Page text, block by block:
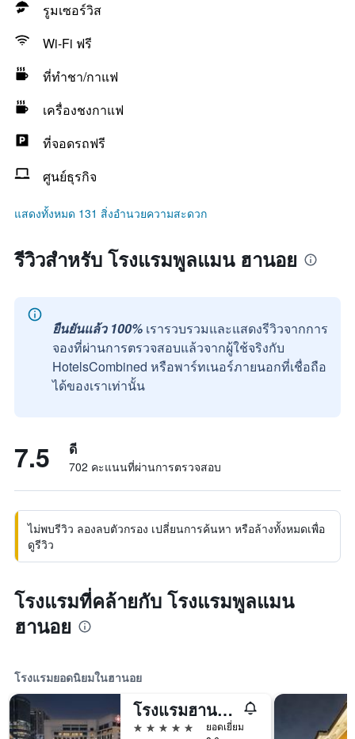
รูมเซอร์วิส
Wi-Fi ฟรี
ที่ทำชา/กาแฟ
เครื่องชงกาแฟ
ที่จอดรถฟรี
ศูนย์ธุรกิจ
แสดงทั้งหมด 131 สิ่งอำนวยความสะดวก
รีวิวสำหรับ โรงแรมพูลแมน ฮานอย
ยืนยันแล้ว 100% เรารวบรวมและแสดงรีวิวจากการ
จองที่ผ่านการตรวจสอบแล้วจากผู้ใช้จริงกับ
HotelsCombined หรือพาร์ทเนอร์ภายนอกที่เชื่อถือ
ได้ของเราเท่านั้น
7.5 ดี
702 คะแนนที่ผ่านการตรวจสอบ
ไม่พบรีวิว ลองลบตัวกรอง เปลี่ยนการค้นหา หรือล้างทั้งหมดเพื่อ
ดูรีวิว
โรงแรมที่คล้ายกับ โรงแรมพูลแมน
ฮานอย
โรงแรมยอดนิยมในฮานอย
โรงแรมฮานอย แดวู
5 ดาว
ยอดเยี่ยม